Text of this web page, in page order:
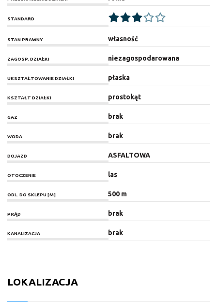
STANDARD
STAN PRAWNY własność
ZAGOSP. DZIAŁKI niezagospodarowana
UKSZTAŁTOWANIE DZIAŁKI płaska
KSZTAŁT DZIAŁKI prostokąt
GAZ brak
WODA brak
DOJAZD ASFALTOWA
OTOCZENIE las
ODL. DO SKLEPU [M] 500 m
PRĄD brak
KANALIZACJA brak
LOKALIZACJA